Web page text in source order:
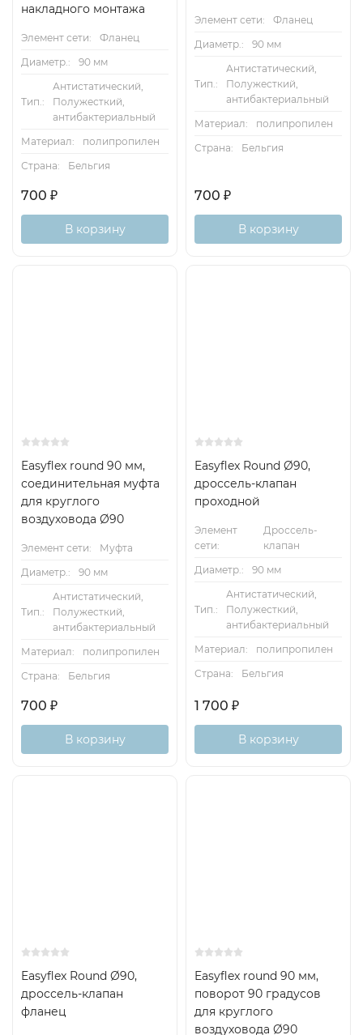
накладного монтажа
Элемент сети:
Фланец
Диаметр.:
90 мм
Тип.:
Антистатический,
Полужесткий,
антибактериальный
Материал:
полипропилен
Страна:
Бельгия
700 ₽
В корзину
Элемент сети:
Фланец
Диаметр.:
90 мм
Тип.:
Антистатический,
Полужесткий,
антибактериальный
Материал:
полипропилен
Страна:
Бельгия
700 ₽
В корзину
Easyflex round 90 мм,
соединительная муфта
для круглого
воздуховода Ø90
Элемент сети:
Муфта
Диаметр.:
90 мм
Тип.:
Антистатический,
Полужесткий,
антибактериальный
Материал:
полипропилен
Страна:
Бельгия
700 ₽
В корзину
Easyflex Round Ø90,
дроссель-клапан
проходной
Элемент
сети:
Дроссель-
клапан
Диаметр.:
90 мм
Тип.:
Антистатический,
Полужесткий,
антибактериальный
Материал:
полипропилен
Страна:
Бельгия
1 700 ₽
В корзину
Easyflex Round Ø90,
дроссель-клапан
фланец
Easyflex round 90 мм,
поворот 90 градусов
для круглого
воздуховода Ø90